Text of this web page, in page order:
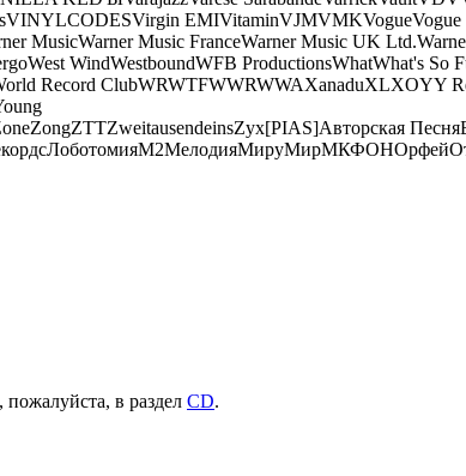
VINYLCODESVirgin EMIVitaminVJMVMKVogueVogue
MusicWarner Music FranceWarner Music UK Ltd.
West WindWestboundWFB ProductionsWhatWhat's So
Record ClubWRWTFWWRWWAXanaduXLXOYY
ZongZTTZweitausendeinsZyx[PIAS]Авторская Песня
ЛоботомияМ2МелодияМируМирМКФОНОрфей
в раздел CD.